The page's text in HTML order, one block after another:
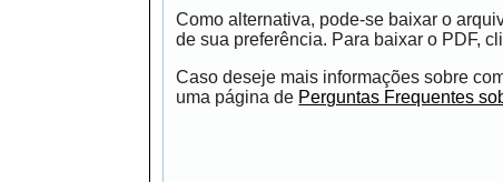
Como alternativa, pode-se baixar o
de sua preferência. Para baixar o PDF,
Caso deseje mais informações sobre
uma página de Perguntas Frequentes